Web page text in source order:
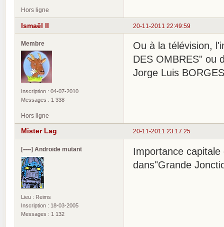
Hors ligne
20-11-2011 22:49:59
Ismaël II
Membre
Inscription : 04-07-2010
Messages : 1 338
Ou à la télévision,
DES OMBRES" ou
Jorge Luis
Hors ligne
20-11-2011 23:17:25
Mister Lag
[••••] Androïde mutant
Lieu : Reims
Inscription : 18-03-2005
Messages : 1 132
Importance
dans"Grande